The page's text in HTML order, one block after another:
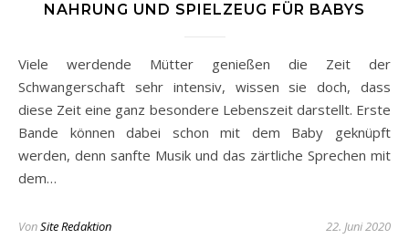
NAHRUNG UND SPIELZEUG FÜR BABYS
Viele werdende Mütter genießen die Zeit der
Schwangerschaft sehr intensiv, wissen sie doch, dass
diese Zeit eine ganz besondere Lebenszeit darstellt. Erste
Bande können dabei schon mit dem Baby geknüpft
werden, denn sanfte Musik und das zärtliche Sprechen mit
dem…
VonSite Redaktion 22. Juni 2020